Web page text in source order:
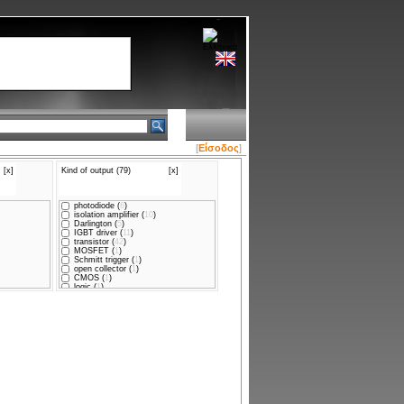
[Είσοδος]
[x] Kind of output (79) [x]
photodiode (6)
isolation amplifier (10)
Darlington (5)
IGBT driver (11)
transistor (42)
MOSFET (1)
Schmitt trigger (1)
open collector (1)
CMOS (1)
logic (1)